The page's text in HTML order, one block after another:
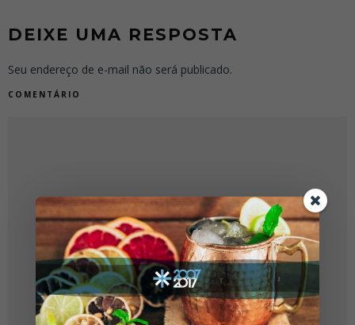
DEIXE UMA RESPOSTA
Seu endereço de e-mail não será publicado.
COMENTÁRIO